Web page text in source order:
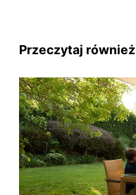
Przeczytaj również